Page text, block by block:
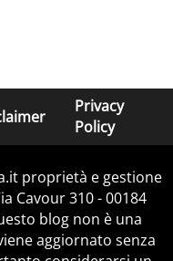
Privacy
Policy
proprietà e gestione
Cavour 310 - 00184
blog non è una
aggiornato senza